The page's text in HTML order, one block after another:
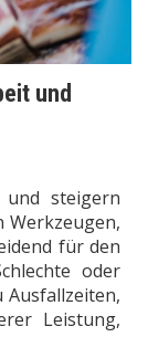
und
steigern
Werkzeugen,
für den
oder
Leistung,